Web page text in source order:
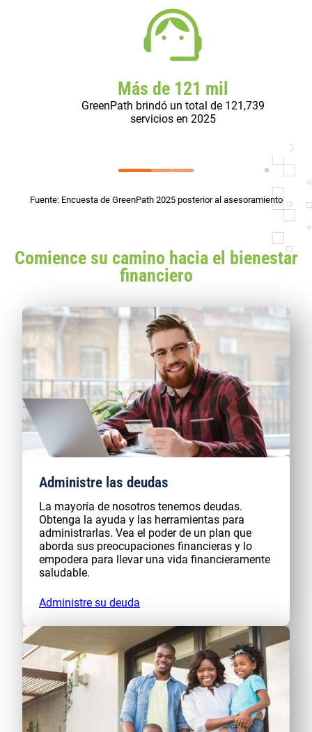
Más de 121 mil
GreenPath brindó un total de 121,739
servicios en 2025
Fuente: Encuesta de GreenPath 2025 posterior al asesoramiento
Comience su camino hacia el bienestar
financiero
Administre las deudas
La mayoría de nosotros tenemos deudas.
Obtenga la ayuda y las herramientas para
administrarlas. Vea el poder de un plan que
aborda sus preocupaciones financieras y lo
empodera para llevar una vida financieramente
saludable.
Administre su deuda